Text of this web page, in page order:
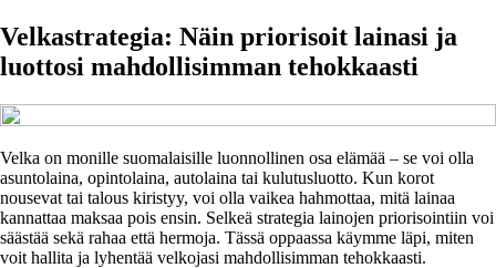
Velkastrategia: Näin priorisoit lainasi ja
luottosi mahdollisimman tehokkaasti
Velka on monille suomalaisille luonnollinen osa elämää – se voi olla
asuntolaina, opintolaina, autolaina tai kulutusluotto. Kun korot
nousevat tai talous kiristyy, voi olla vaikea hahmottaa, mitä lainaa
kannattaa maksaa pois ensin. Selkeä strategia lainojen priorisointiin voi
säästää sekä rahaa että hermoja. Tässä oppaassa käymme läpi, miten
voit hallita ja lyhentää velkojasi mahdollisimman tehokkaasti.